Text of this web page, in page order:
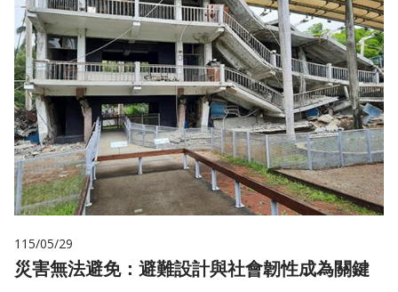
115/05/29
災害無法避免：避難設計與社會韌性成為關鍵